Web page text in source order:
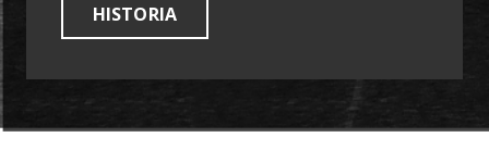
HISTORIA